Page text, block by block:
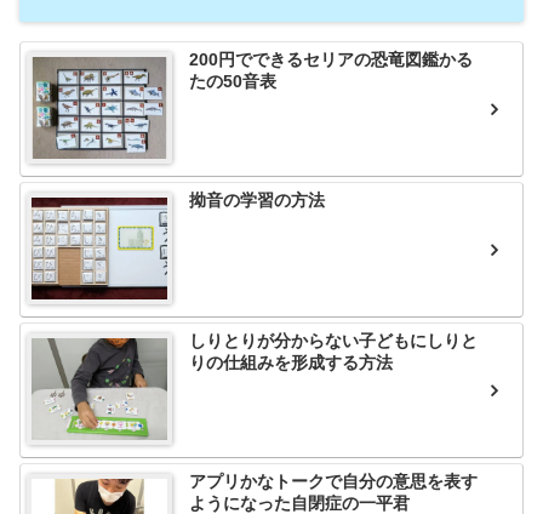
200円でできるセリアの恐竜図鑑かる
たの50音表
拗音の学習の方法
しりとりが分からない子どもにしりと
りの仕組みを形成する方法
アプリかなトークで自分の意思を表す
ようになった自閉症の一平君